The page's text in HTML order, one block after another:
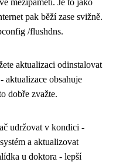
mezipaměti. Je to jako
pak běží zase svižně.
/flushdns.
aktualizaci odinstalovat
aktualizace obsahuje
dobře zvažte.
udržovat v kondici -
a aktualizovat
u doktora - lepší